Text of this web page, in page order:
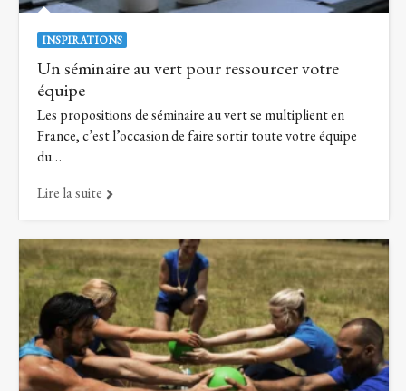
INSPIRATIONS
Un séminaire au vert pour ressourcer votre
équipe
Les propositions de séminaire au vert se multiplient en
France, c’est l’occasion de faire sortir toute votre équipe
du…
Lire la suite